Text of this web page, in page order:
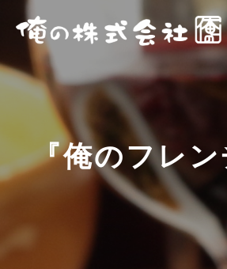
『俺のフレ